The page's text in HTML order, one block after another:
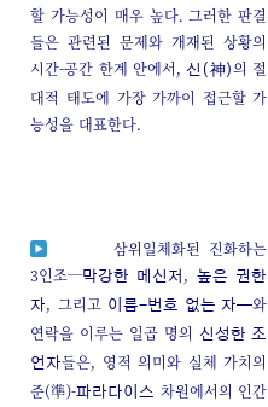
할 가능성이 매우 높다. 그러한 판결
들은 관련된 문제와 개재된 상황의
시간-공간 한계 안에서,신(神)의 절
대적 태도에 가장 가까이 접근할 가
능성을 대표한다.
삼위일체화된 진화하는
3인조─막강한 메신저 ,높은 권한
자, 그리고 이름-번호 없는 자─와
연락을 이루는 일곱 명의신성한 조
언자들은, 영적 의미와 실체 가치의
준(準)-파라다이스 차원에서의 인간